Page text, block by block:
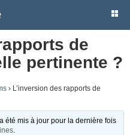
de
pertinente ?
› L’inversion des rapports de
été mis à jour pour la dernière fois